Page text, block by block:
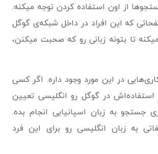
از اون استفاده کردن توجه میکنه.
که این افراد در داخل شبکه‌ی گوگل
تا بتونه زبانی رو که صحبت میکنن،
در این مورد وجود داره. اگر کسی
استفاده‌اش در گوگل رو انگلیسی تعیین
جستجو به زبان اسپانیایی انجام بده.
به زبان انگلیسی رو برای این فرد